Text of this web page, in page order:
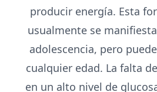
producir energía. Esta
usualmente se
adolescencia, pero
cualquier edad. La falta
en un alto nivel de